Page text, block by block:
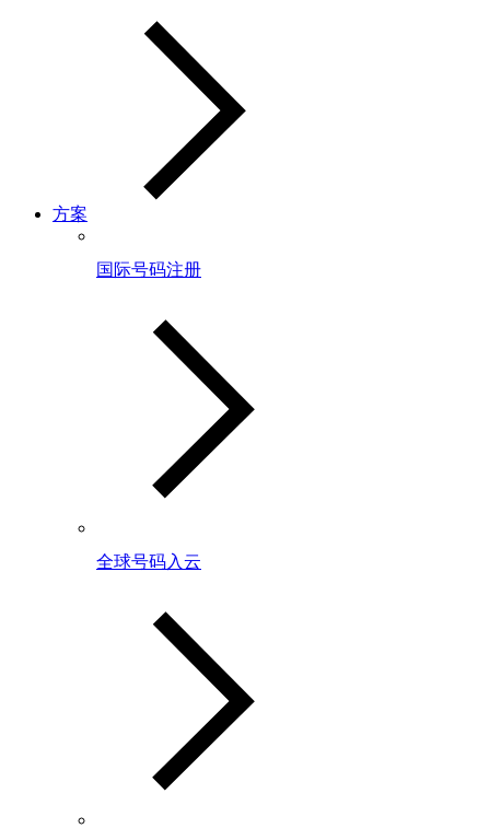
方案
国际号码注册
全球号码入云